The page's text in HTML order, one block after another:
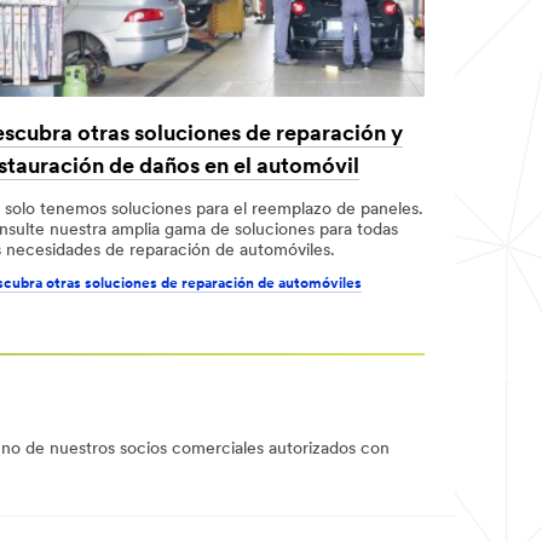
otras soluciones de reparación y
de daños en el automóvil
solo tenemos soluciones para el reemplazo de paneles.
nuestra amplia gama de soluciones para todas
necesidades de reparación de automóviles.
otras soluciones de reparación de automóviles
de nuestros socios comerciales autorizados con